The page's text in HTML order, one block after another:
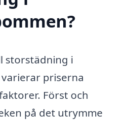
storstädning i
priserna
Först och
på det utrymme